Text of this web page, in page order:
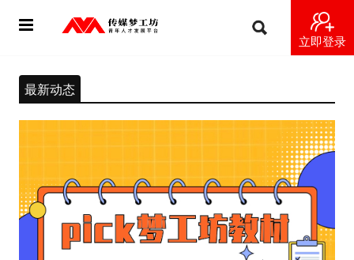
立即登录
首页
梦之星
最新动态